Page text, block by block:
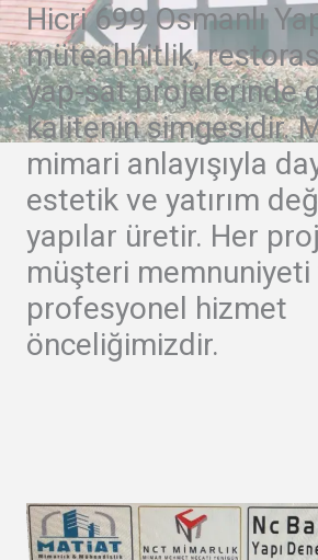
Hicri 699 Osmanlı
müteahhitlik,
yap-sat projelerinde
kalitenin simgesidir.
mimari anlayışıyla
estetik ve yatırım
yapılar üretir. Her
müşteri memnuniyeti
profesyonel hizmet
önceliğimizdir.